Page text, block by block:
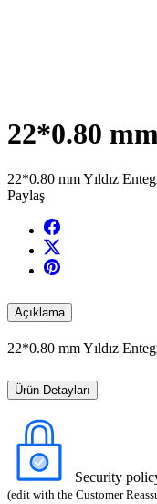
22*0.80
22*0.80 mm Yıldız
Paylaş
Açıklama
22*0.80 mm Yıldız
Ürün Detayları
Security
(edit with the Customer